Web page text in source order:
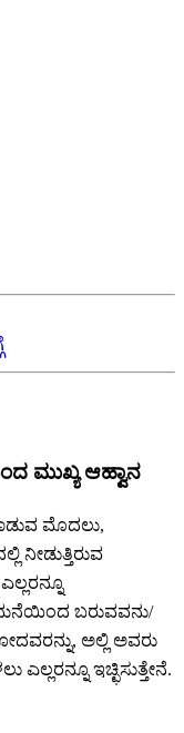
ಮುಖ್ಯ ಆಹ್ವಾನ
ಮೊದಲು,
ನೀಡುತ್ತಿರುವ
ಮನೆಯಿಂದ ಬರುವವನು/
ಅಲ್ಲಿ ಅವರು
ಎಲ್ಲರನ್ನೂ ಇಚ್ಛಿಸುತ್ತೇನೆ.